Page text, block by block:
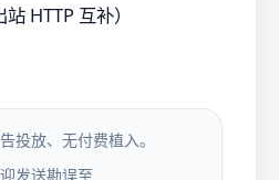
HTTP 互补）
投放、无付费植入。
发送勘误至